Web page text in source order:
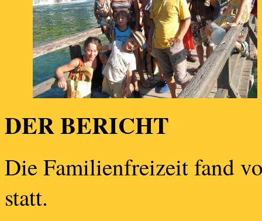
DER BERICHT
Die Familienfreizeit fand
statt.